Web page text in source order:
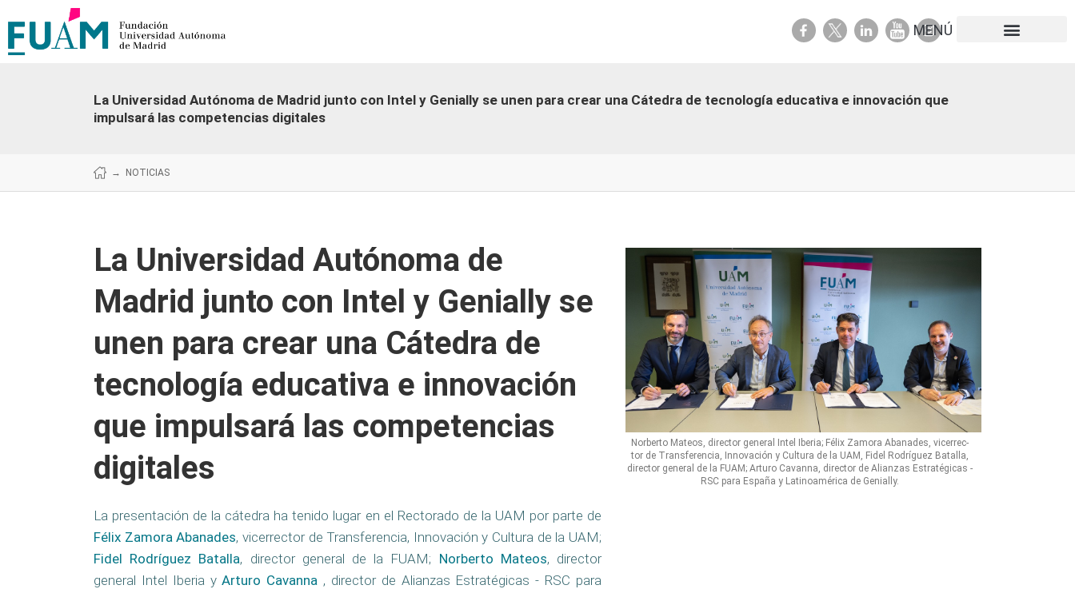
La Universidad Autónoma de Madrid junto con Intel y Genially se unen para crear una Cátedra de tecnología educativa e innovación que
impulsará las competencias digitales
→ NOTICIAS
La Universidad Autónoma de
Madrid junto con Intel y Genially se
unen para crear una Cátedra de
tecnología educativa e innovación
que impulsará las competencias
digitales
La presentación de la cátedra ha tenido lugar en el Rectorado de la UAM por parte de
Félix Zamora Abanades, vicerrector de Transferencia, Innovación y Cultura de la UAM;
Fidel Rodríguez Batalla, director general de la FUAM; Norberto Mateos, director
general Intel Iberia yArturo Cavanna , director de Alianzas Estratégicas - RSC para
Norberto Mateos, director general Intel Iberia; Félix Zamora Abanades, vicerrec-
tor de Transferencia, Innovación y Cultura de la UAM, Fidel Rodríguez Batalla,
director general de la FUAM; Arturo Cavanna, director de Alianzas Estratégicas -
RSC para España y Latinoamérica de Genially.